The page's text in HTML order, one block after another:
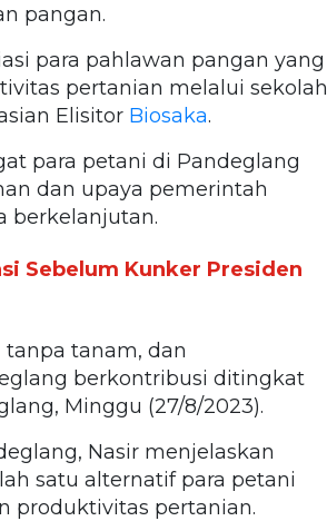
pangan.
para pahlawan pangan yang
pertanian melalui sekolah
Elisitor Biosaka.
para petani di Pandeglang
dan upaya pemerintah
berkelanjutan.
Sebelum Kunker Presiden
tanam, dan
berkontribusi ditingkat
Minggu (27/8/2023).
Nasir menjelaskan
satu alternatif para petani
produktivitas pertanian.